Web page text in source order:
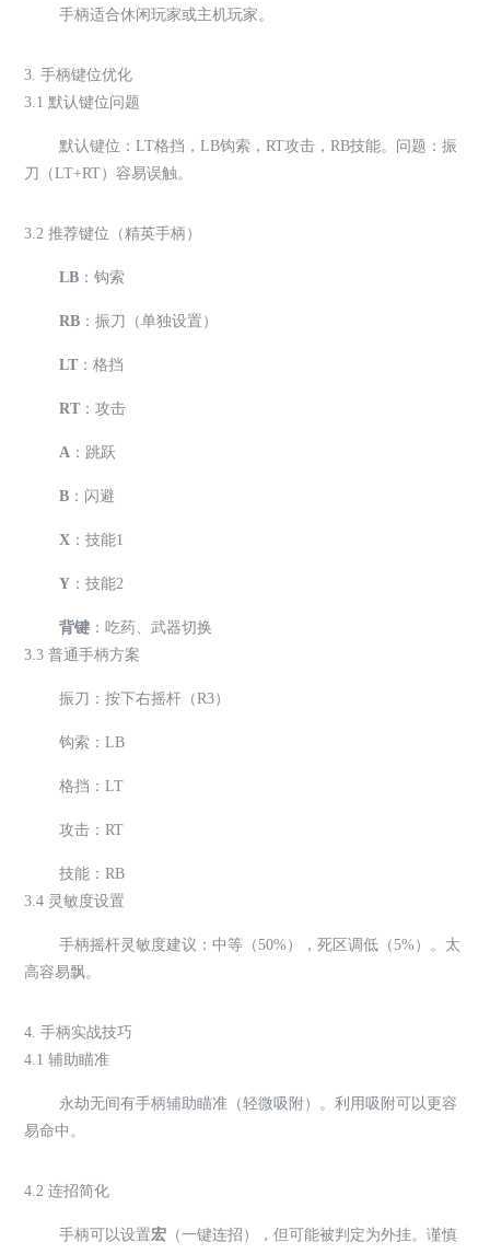
手柄适合休闲玩家或主机玩家。
3. 手柄键位优化
3.1 默认键位问题
默认键位：LT格挡，LB钩索，RT攻击，RB技能。问题：振
刀（LT+RT）容易误触。
3.2 推荐键位（精英手柄）
LB ：钩索
RB ：振刀（单独设置）
LT ：格挡
RT ：攻击
A ：跳跃
B ：闪避
X ：技能1
Y ：技能2
背键 ：吃药、武器切换
3.3 普通手柄方案
振刀：按下右摇杆（R3）
钩索：LB
格挡：LT
攻击：RT
技能：RB
3.4 灵敏度设置
手柄摇杆灵敏度建议：中等（50%），死区调低（5%）。太
高容易飘。
4. 手柄实战技巧
4.1 辅助瞄准
永劫无间有手柄辅助瞄准（轻微吸附）。利用吸附可以更容
易命中。
4.2 连招简化
手柄可以设置宏 （一键连招），但可能被判定为外挂。谨慎